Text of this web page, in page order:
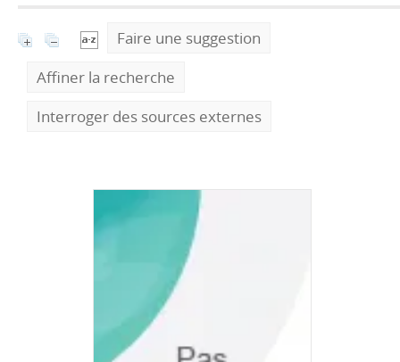
Faire une suggestion
Affiner la recherche
Interroger des sources externes